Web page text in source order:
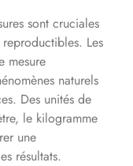
sont cruciales
Les
mesure
naturels
Des unités de
le kilogramme
une
résultats.